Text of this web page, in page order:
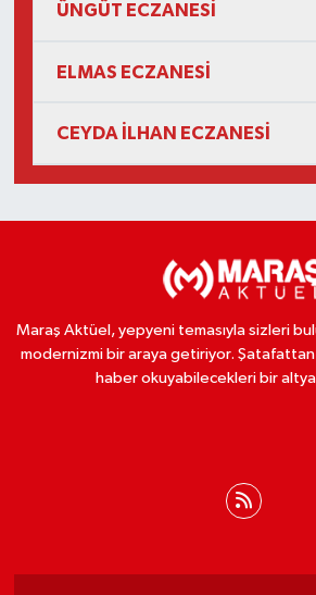
ÜNGÜT ECZANESİ
ELMAS ECZANESİ
CEYDA İLHAN ECZANESİ
Maraş Aktüel, yepyeni temasıyla sizleri
modernizmi bir araya getiriyor. Şatafattan
haber okuyabilecekleri bir